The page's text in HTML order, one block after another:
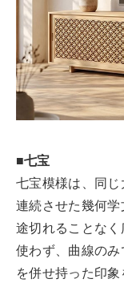
■七宝
七宝模様は、同
連続させた幾何学
途切れることな
使わず、曲線の
を併せ持った印